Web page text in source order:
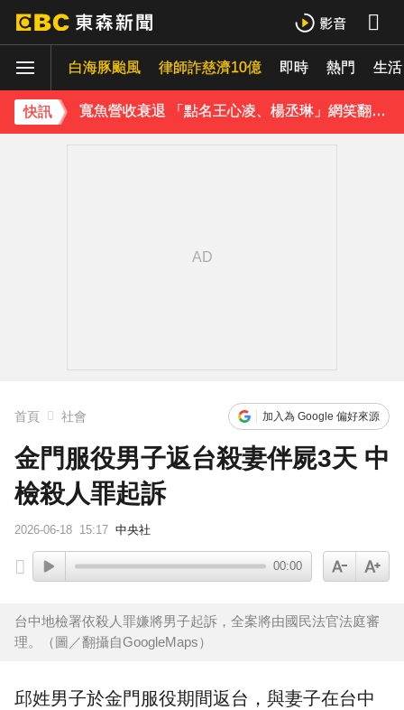
白海豚颱風 律師詐慈濟10億 即時 熱門 生活
快訊
《理財達人秀》X 安聯投信免費講座報名中！搶先卡位 2027
寬魚營收衰退 「點名王心凌、楊丞琳」網笑翻：太誠實
首頁 社會 加入為 Google 偏好來源
金門服役男子返台殺妻伴屍3天 中
檢殺人罪起訴
2026-06-18 15:17 中央社
00:00
台中地檢署依殺人罪嫌將男子起訴，全案將由國民法官法庭審
理。（圖／翻攝自GoogleMaps）
邱姓男子於金門 服役期間返台，與妻子在台中